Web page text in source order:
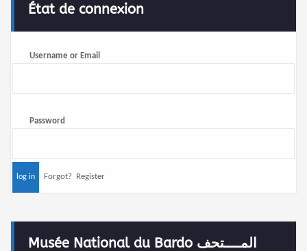
État de connexion
Username or Email
Password
Forgot? Register
Musée National du Bardo المــــتحف